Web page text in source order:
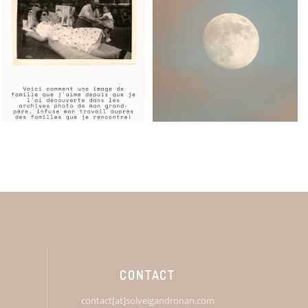
CONTACT
contact[at]solveigandronan.com